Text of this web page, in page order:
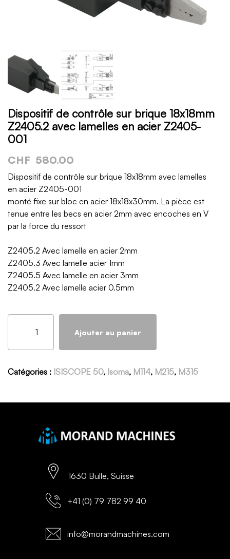
Dispositif de contrôle sur brique 18x18mm
Z2405.2 avec lamelles en acier Z2405-
001
CHF 580.00
Dispositif de contrôle sur brique 18x18mm avec lamelles
en acier Z2405-001
monté fixe sur bloc en acier 18x18x30mm. La pièce est
tenue entre les becs en acier 2mm avec encoches en V
par la force du ressort
Z2405.2 Avec lamelle en acier 2mm
Z2405.3 Avec lamelle acier 1mm
Z2405.5 Avec lamelle en acier 3mm
Z2405.2 Avec lamelle acier 0.5mm
Ajouter au panier
Catégories : ISISCOPE 50, Isoma, M114, M215, M315
1630 Bulle, Suisse
+41 (0) 79 782 99 40
info@morandmachines.com